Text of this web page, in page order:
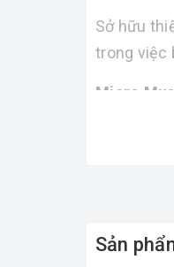
Sở hữu
trong việc
Micro
Sản